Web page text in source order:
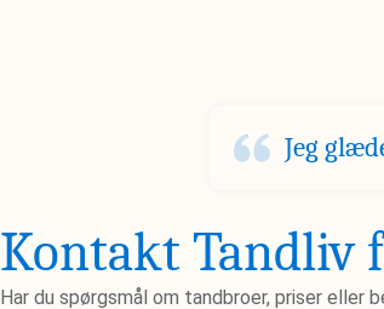
Jeg
Kontakt Tandliv
Har du spørgsmål om tandbroer, priser eller